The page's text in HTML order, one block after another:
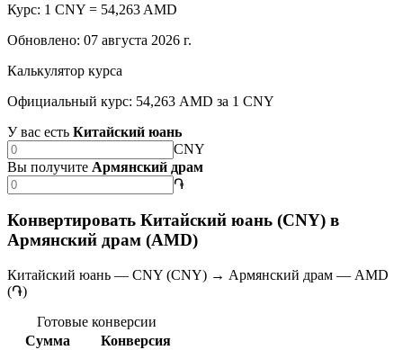
Курс: 1 CNY = 54,263 AMD
Обновлено: 07 августа 2026 г.
Калькулятор курса
Официальный курс: 54,263 AMD за 1 CNY
У вас есть Китайский юань
CNY
Вы получите Армянский драм
֏
Конвертировать Китайский юань (CNY) в
Армянский драм (AMD)
Китайский юань — CNY (CNY) → Армянский драм — AMD
(֏)
Готовые конверсии
Сумма
Конверсия